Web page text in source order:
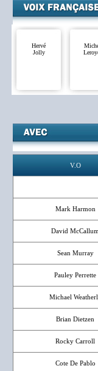
Hervé
Jolly
V.O
Mark Harmon
David McCallum
Sean Murray
Pauley Perrette
Michael
Brian Dietzen
Rocky Carroll
Cote De Pablo